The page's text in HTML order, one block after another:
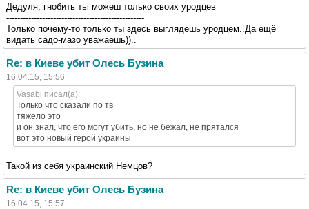
Дедуля, гнобить тьі можеш только своих уродцев
--------------------------------------------------
Только почему-то только ты здесь выглядешь уродцем..Да ещё
видать садо-мазо уважаешь))..
Re: в Киеве убит Олесь Бузина
16.04.15, 15:56
Vasabi писал(а):
Только что сказали по тв
тяжело это
и он знал, что его могут убить, но не бежал, не прятался
вот это новый герой украины
Такой из себя украинский Немцов?
Re: в Киеве убит Олесь Бузина
16.04.15, 15:57